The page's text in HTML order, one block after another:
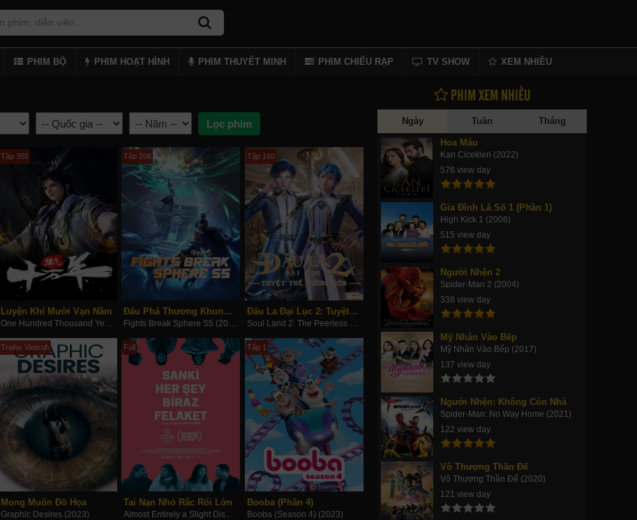
PHIM BỘ PHIM HOẠT HÌNH PHIM THUYẾT MINH PHIM CHIẾU RẠP TV SHOW XEM NHIỀU
Tập 355
Luyện Khí Mười Vạn Năm
One Hundred Thousand Years of Qi Refining (2023)
Tập 206
Đấu Phá Thương Khung Ngoại Truyện
Fights Break Sphere S5 (2023)
Tập 160
Đấu La Đại Lục 2: Tuyệt Thế Đường Môn
Soul Land 2: The Peerless Tang Clan (2023)
Trailer Vietsub
Mong Muốn Đồ Họa
Graphic Desires (2023)
Full
Tai Nạn Nhỏ Rắc Rối Lớn
Almost Entirely a Slight Disaster (2023)
Tập 1
Booba (Phần 4)
Booba (Season 4) (2023)
PHIM XEM NHIỀU
Ngày Tuần Tháng
Hoa Máu
Kan Cicekleri (2022)
576 view day
Gia Đình Là Số 1 (Phần 1)
High Kick 1 (2006)
515 view day
Người Nhện 2
Spider-Man 2 (2004)
338 view day
Mỹ Nhân Vào Bếp
Mỹ Nhân Vào Bếp (2017)
137 view day
Người Nhện: Không Còn Nhà
Spider-Man: No Way Home (2021)
122 view day
Vô Thượng Thần Đế
Vô Thượng Thần Đế (2020)
121 view day